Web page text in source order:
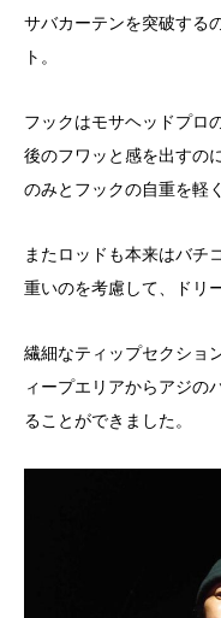
サバカーテンを突破する
ト。
フックはモサヘッドプロ
後のフワッと感を出すの
のみとフックの自重を軽
またロッドも本来はバチ
重いのを考慮して、ドリ
繊細なティップセクショ
ィープエリアからアジの
ることができました。